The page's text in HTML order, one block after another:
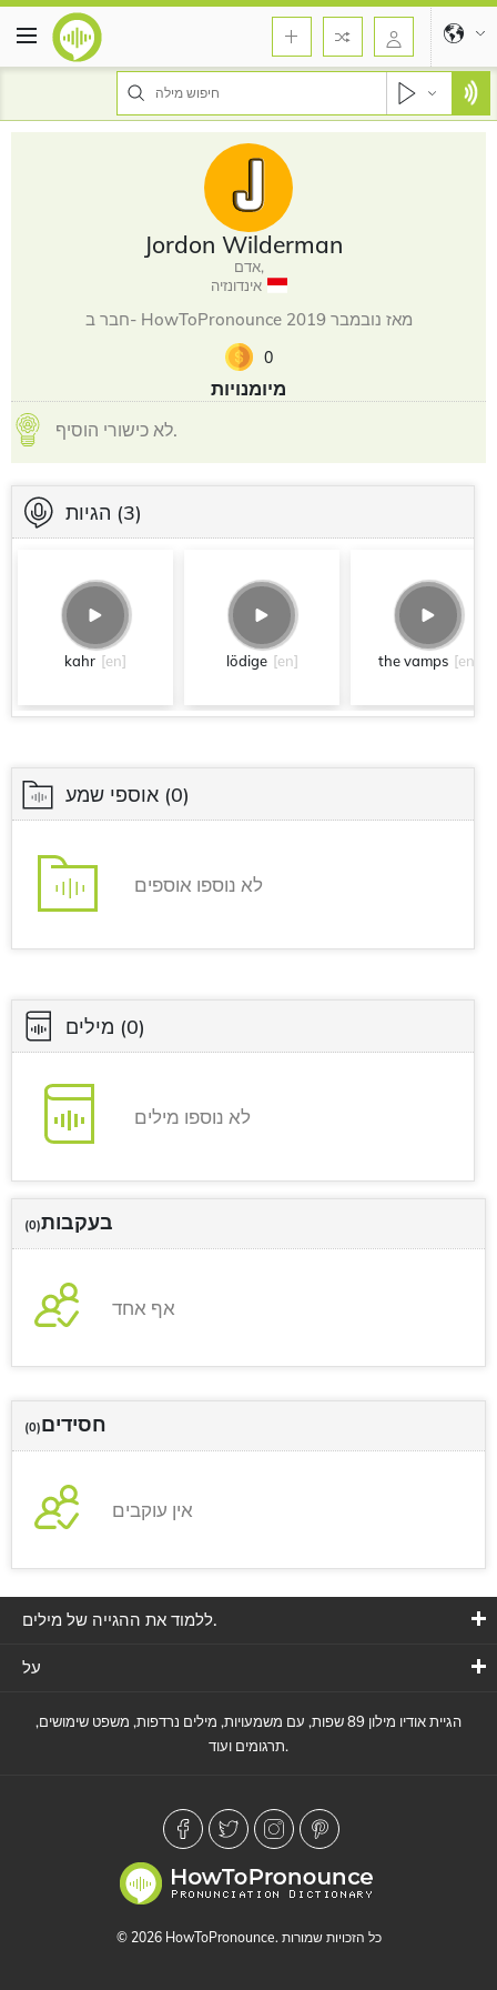
Jordon Wilderman
אדם,
אינדונזיה
חבר ב- HowToPronounce מאז נובמבר 2019
0
מיומנויות
לא כישורי הוסיף.
הגיות (3)
kahr [en] lödige [en] the vamps [en]
אוספי שמע (0)
לא נוספו אוספים
מילים (0)
לא נוספו מילים
בעקבות(0)
אף אחד
חסידים(0)
אין עוקבים
ללמוד את ההגייה של מילים.
על
הגיית אודיו מילון 89 שפות, עם משמעויות, מילים נרדפות, משפט שימושים,
תרגומים ועוד.
© 2026 HowToPronounce. כל הזכויות שמורות